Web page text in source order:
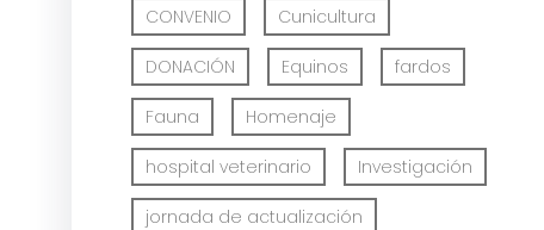
CONVENIO Cunicultura
DONACIÓN Equinos fardos
Fauna Homenaje
hospital veterinario Investigación
jornada de actualización